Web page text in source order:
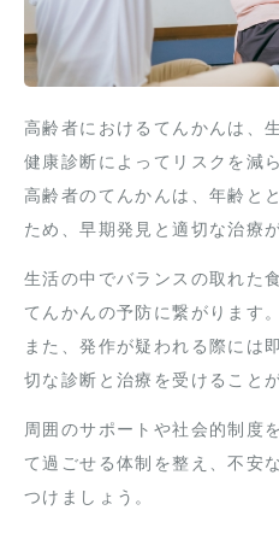
高齢者におけるてんかんは、
健康診断によってリスクを減
高齢者のてんかんは、年齢と
ため、早期発見と適切な治療
生活の中でバランスの取れた
てんかんの予防に繋がります。
また、発作が疑われる際には
切な診断と治療を受けること
周囲のサポートや社会的制度
て過ごせる体制を整え、不安
つけましょう。